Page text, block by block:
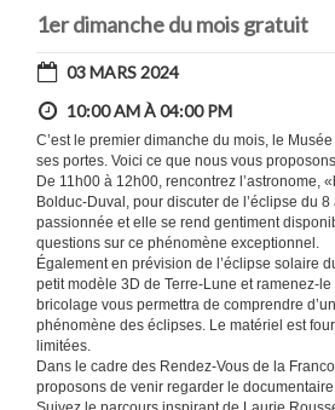
1er dimanche du mois gratuit
03 MARS 2024
10:00 AM À 04:00 PM
C’est le premier dimanche du mois, le
ses portes. Voici ce que nous vous
De 11h00 à 12h00, rencontrez l’astronome,
Bolduc-Duval, pour discuter de l’éclipse du
passionnée et elle se rend gentiment
questions sur ce phénomène exceptionnel.
Également en prévision de l’éclipse solaire
petit modèle 3D de Terre-Lune et ramenez-
bricolage vous permettra de comprendre
phénomène des éclipses. Le matériel est
limitées.
Dans le cadre des Rendez-Vous de la
proposons de venir regarder le